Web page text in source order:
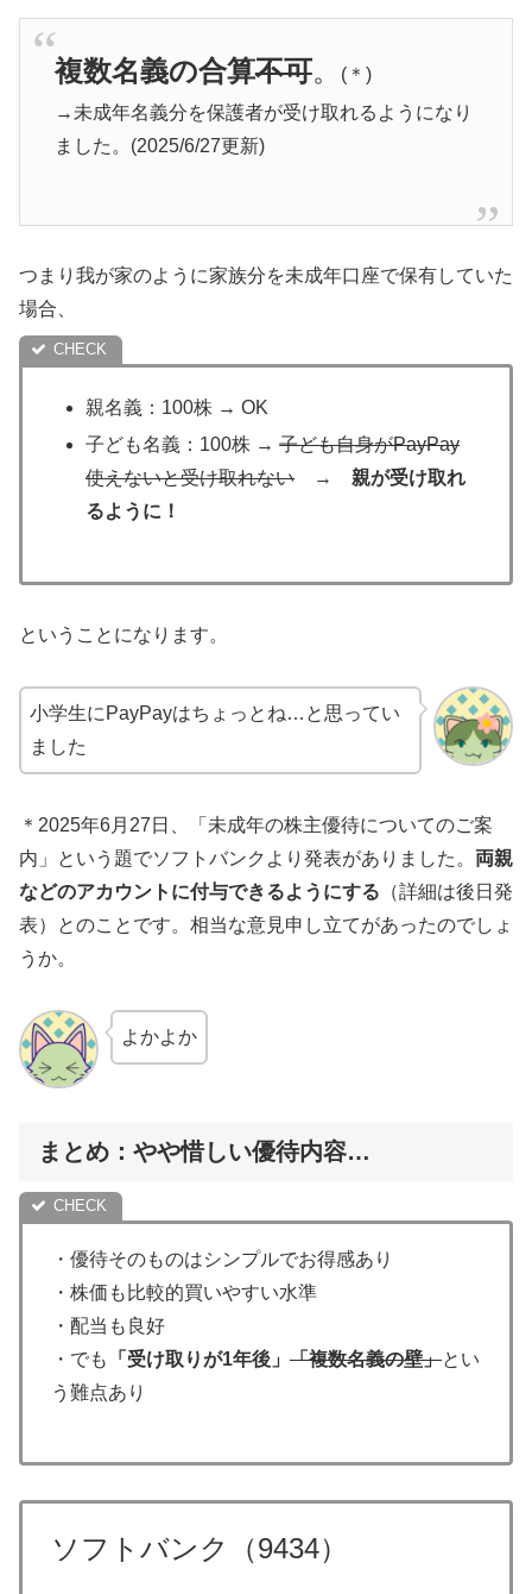
複数名義の合算不可。
(＊)
→未成年名義分を保護者が受け取れるようになり
ました。(2025/6/27更新)
つまり我が家のように家族分を未成年口座で保有していた
場合、
親名義：100株 → OK
子ども名義：100株 →子ども自身がPayPay
使えないと受け取れない→親が受け取れ
るように！
ということになります。
小学生にPayPayはちょっとね…と思ってい
ました
＊2025年6月27日、「未成年の株主優待についてのご案
内」という題でソフトバンクより発表がありました。 両親
などのアカウントに付与できるようにする （詳細は後日発
表）とのことです。相当な意見申し立てがあったのでしょ
うか。
よかよか
まとめ：やや惜しい優待内容…
・優待そのものはシンプルでお得感あり
・株価も比較的買いやすい水準
・配当も良好
・でも
「受け取りが1年後」 「複数名義の壁」とい
う難点あり
ソフトバンク（9434）